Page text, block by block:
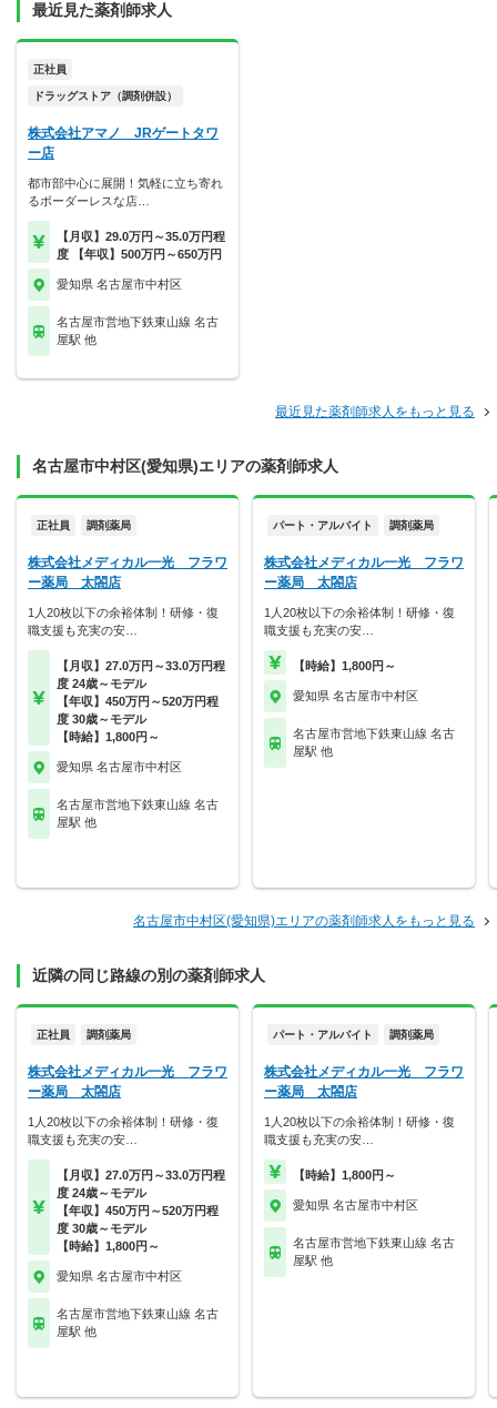
最近見た薬剤師求人
正社員
ドラッグストア（調剤併設）
株式会社アマノ JRゲートタワ
ー店
都市部中心に展開！気軽に立ち寄れ
るボーダーレスな店…
【月収】29.0万円～35.0万円程
度 【年収】500万円～650万円
愛知県 名古屋市中村区
名古屋市営地下鉄東山線 名古
屋駅 他
最近見た薬剤師求人をもっと見る
名古屋市中村区(愛知県)エリアの薬剤師求人
正社員 調剤薬局
株式会社メディカル一光 フラワ
ー薬局 太閤店
1人20枚以下の余裕体制！研修・復
職支援も充実の安…
【月収】27.0万円～33.0万円程
度 24歳～モデル
【年収】450万円～520万円程
度 30歳～モデル
【時給】1,800円～
愛知県 名古屋市中村区
名古屋市営地下鉄東山線 名古
屋駅 他
パート・アルバイト 調剤薬局
株式会社メディカル一光 フラワ
ー薬局 太閤店
1人20枚以下の余裕体制！研修・復
職支援も充実の安…
【時給】1,800円～
愛知県 名古屋市中村区
名古屋市営地下鉄東山線 名古
屋駅 他
名古屋市中村区(愛知県)エリアの薬剤師求人をもっと見る
近隣の同じ路線の別の薬剤師求人
正社員 調剤薬局
株式会社メディカル一光 フラワ
ー薬局 太閤店
1人20枚以下の余裕体制！研修・復
職支援も充実の安…
【月収】27.0万円～33.0万円程
度 24歳～モデル
【年収】450万円～520万円程
度 30歳～モデル
【時給】1,800円～
愛知県 名古屋市中村区
名古屋市営地下鉄東山線 名古
屋駅 他
パート・アルバイト 調剤薬局
株式会社メディカル一光 フラワ
ー薬局 太閤店
1人20枚以下の余裕体制！研修・復
職支援も充実の安…
【時給】1,800円～
愛知県 名古屋市中村区
名古屋市営地下鉄東山線 名古
屋駅 他